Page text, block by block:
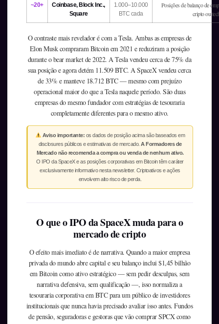
~20+
Coinbase, Block Inc.,
Square
1.000–10.000
BTC cada
Posições de balanço de
cripto ou
O contraste mais revelador é com a Tesla. Ambas as empresas de
Elon Musk compraram Bitcoin em 2021 e reduziram a posição
durante o bear market de 2022. A Tesla vendeu cerca de 75% da
sua posição e agora detém 11.509 BTC. A SpaceX vendeu cerca
de 33% e manteve 18.712 BTC — mesmo com prejuízo
operacional maior do que a Tesla naquele período. São duas
empresas do mesmo fundador com estratégias de tesouraria
completamente diferentes para o mesmo ativo.
Aviso importante: os dados de posição acima são baseados em
disclosures públicos e estimativas de mercado. A Formadores de
Mercado não recomenda a compra ou venda de nenhum ativo.
O IPO da SpaceX e as posições corporativas em Bitcoin têm caráter
exclusivamente informativo nesta newsletter. Criptoativos e ações
envolvem alto risco de perda.
O que o IPO da SpaceX muda para o
mercado de cripto
O efeito mais imediato é de narrativa. Quando a maior empresa
privada do mundo abre capital e seu balanço inclui $1,45 bilhão
em Bitcoin como ativo estratégico — sem pedir desculpas, sem
narrativa defensiva, sem qualificação —, isso normaliza a
tesouraria corporativa em BTC para um público de investidores
institucionais que nunca havia precisado avaliar isso antes. Fundos
de pensão, seguradoras e gestoras que vão comprar SPCX como